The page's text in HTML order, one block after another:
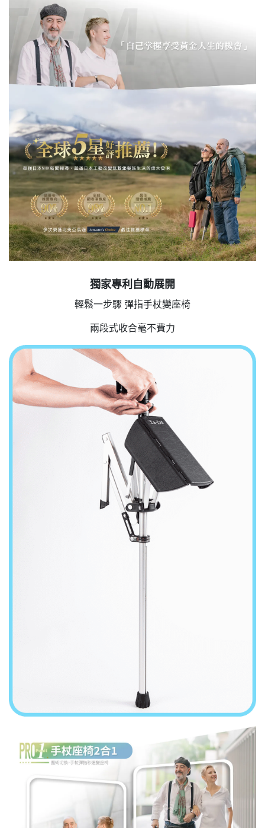
獨家專利自動展開
輕鬆一步驟 彈指手杖變座椅
兩段式收合毫不費力